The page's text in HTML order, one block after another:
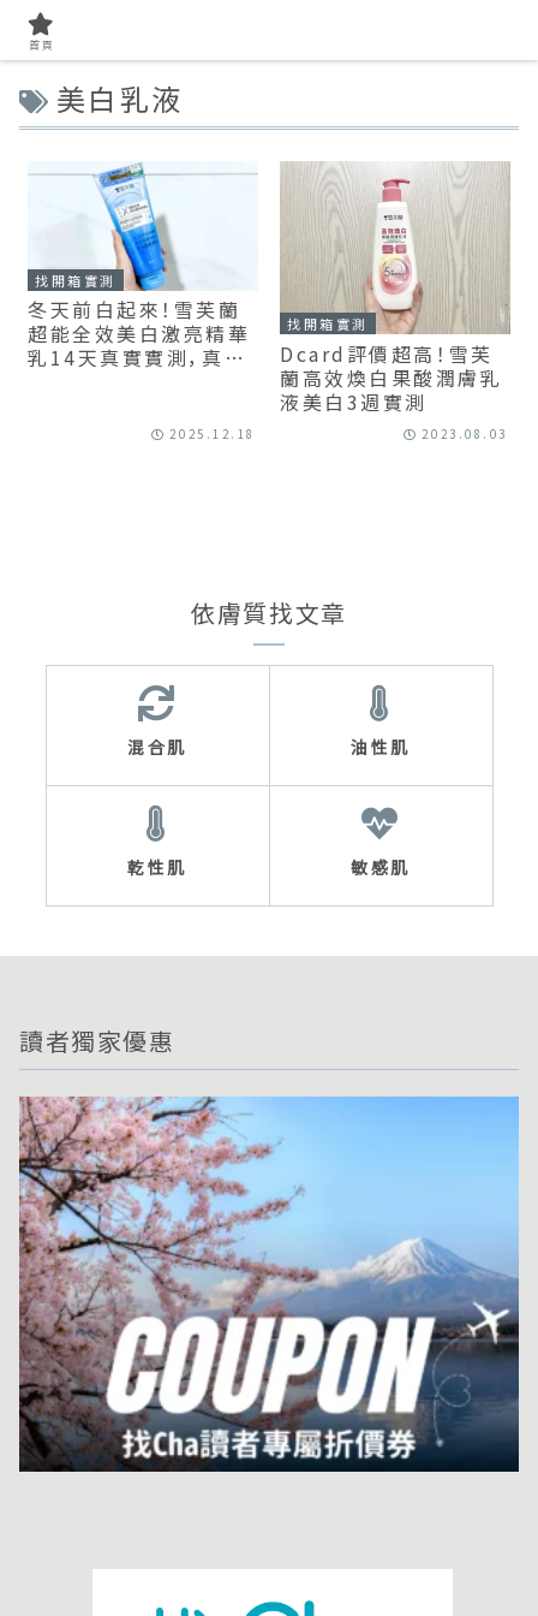
美白乳液
找開箱實測
冬天前白起來！雪芙蘭
超能全效美白激亮精華
乳14天真實實測，真的
2025.12.18
找開箱實測
Dcard評價超高！雪芙
蘭高效煥白果酸潤膚乳
液美白3週實測
2023.08.03
依膚質找文章
混合肌 油性肌
乾性肌 敏感肌
讀者獨家優惠
首頁